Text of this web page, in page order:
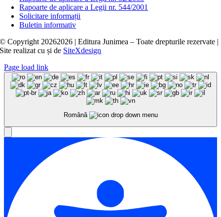
Rapoarte de aplicare a Legii nr. 544/2001
Solicitare informații
Buletin informativ
© Copyright 20262026 | Editura Junimea – Toate drepturile rezervate |
Site realizat cușide SiteXdesign
Page load link
Română